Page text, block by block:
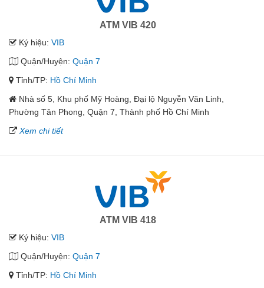
ATM VIB 420
Ký hiệu: VIB
Quận/Huyện: Quận 7
Tỉnh/TP: Hồ Chí Minh
Nhà số 5, Khu phố Mỹ Hoàng, Đại lộ Nguyễn Văn Linh,
Phường Tân Phong, Quận 7, Thành phố Hồ Chí Minh
Xem chi tiết
ATM VIB 418
Ký hiệu: VIB
Quận/Huyện: Quận 7
Tỉnh/TP: Hồ Chí Minh